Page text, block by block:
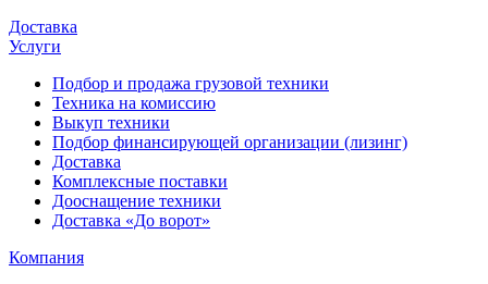
Доставка
Услуги
Подбор и продажа грузовой техники
Техника на комиссию
Выкуп техники
Подбор финансирующей организации (лизинг)
Доставка
Комплексные поставки
Дооснащение техники
Доставка «До ворот»
Компания